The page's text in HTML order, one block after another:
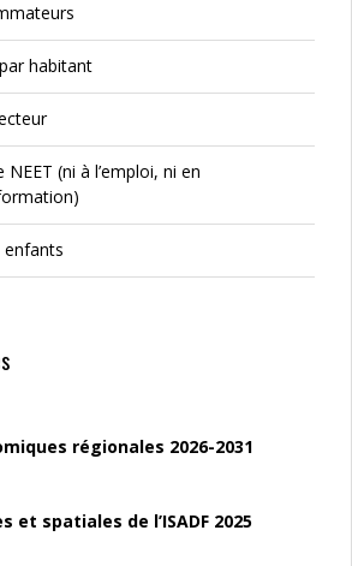
habitant
(ni à l’emploi, ni en
enfants
régionales 2026-2031
et spatiales de l’ISADF 2025